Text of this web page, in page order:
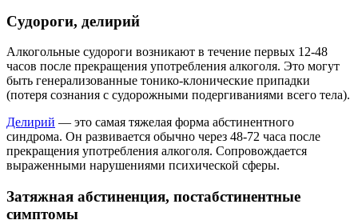
Судороги, делирий
Алкогольные судороги возникают в течение первых 12-48
часов после прекращения употребления алкоголя. Это могут
быть генерализованные тонико-клонические припадки
(потеря сознания с судорожными подергиваниями всего тела).
Делирий — это самая тяжелая форма абстинентного
синдрома. Он развивается обычно через 48-72 часа после
прекращения употребления алкоголя. Сопровождается
выраженными нарушениями психической сферы.
Затяжная абстиненция, постабстинентные
симптомы